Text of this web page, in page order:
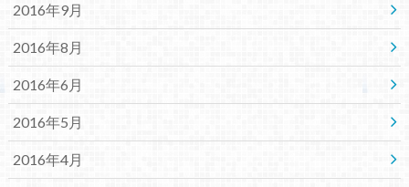
2016年9月
2016年8月
2016年6月
2016年5月
2016年4月